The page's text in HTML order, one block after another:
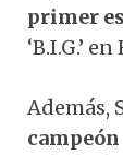
primer
‘B.I.G.’
Además,